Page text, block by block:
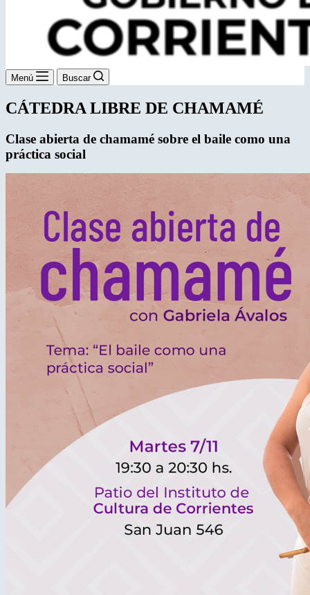
Menú Buscar
CÁTEDRA LIBRE DE CHAMAMÉ
Clase abierta de chamamé sobre el baile como una
práctica social